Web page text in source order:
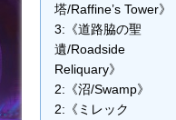
塔/Raffine’s Tower》
3:《道路脇の聖
遺/Roadside
Reliquary》
2:《沼/Swamp》
2:《ミレック